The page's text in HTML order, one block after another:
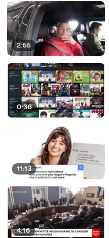
2:55
0:36
11:13
4:16